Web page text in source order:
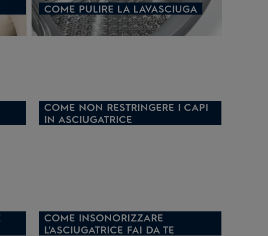
COME PULIRE LA LAVASCIUGA
COME NON RESTRINGERE I CAPI
IN ASCIUGATRICE
COME INSONORIZZARE
L'ASCIUGATRICE FAI DA TE